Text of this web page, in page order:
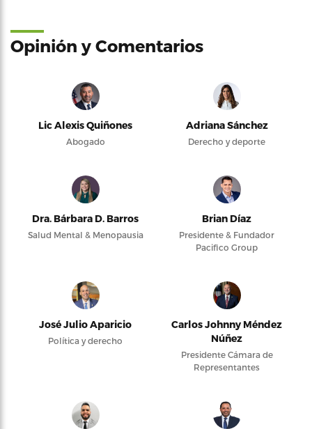
Opinión y Comentarios
Lic Alexis Quiñones
Abogado
Adriana Sánchez
Derecho y deporte
Dra. Bárbara D. Barros
Salud Mental & Menopausia
Brian Díaz
Presidente & Fundador
Pacifico Group
José Julio Aparicio
Política y derecho
Carlos Johnny Méndez
Núñez
Presidente Cámara de
Representantes